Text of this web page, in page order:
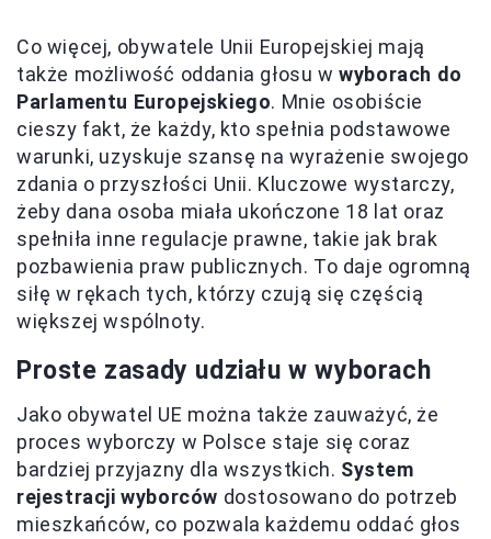
Co więcej, obywatele Unii Europejskiej mają
także możliwość oddania głosu wwyborach do
Parlamentu Europejskiego. Mnie osobiście
cieszy fakt, że każdy, kto spełnia podstawowe
warunki, uzyskuje szansę na wyrażenie swojego
zdania o przyszłości Unii. Kluczowe wystarczy,
żeby dana osoba miała ukończone 18 lat oraz
spełniła inne regulacje prawne, takie jak brak
pozbawienia praw publicznych. To daje ogromną
siłę w rękach tych, którzy czują się częścią
większej wspólnoty.
Proste zasady udziału w wyborach
Jako obywatel UE można także zauważyć, że
proces wyborczy w Polsce staje się coraz
bardziej przyjazny dla wszystkich. System
rejestracji wyborców dostosowano do potrzeb
mieszkańców, co pozwala każdemu oddać głos